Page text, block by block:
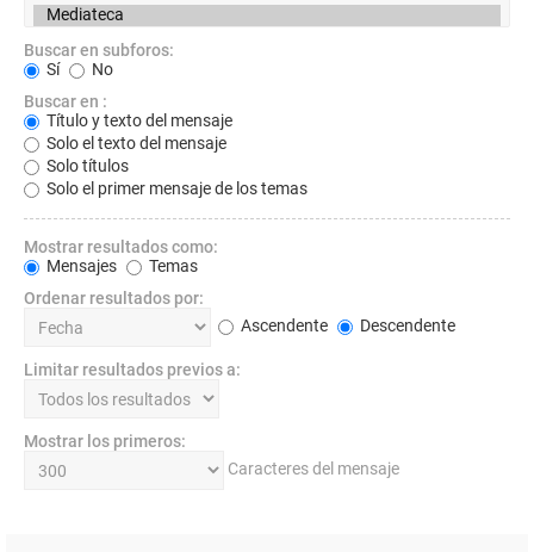
Buscar en subforos:
Sí
No
Buscar en :
Título y texto del mensaje
Solo el texto del mensaje
Solo títulos
Solo el primer mensaje de los temas
Mostrar resultados como:
Mensajes
Temas
Ordenar resultados por:
Ascendente
Descendente
Limitar resultados previos a:
Mostrar los primeros:
Caracteres del mensaje